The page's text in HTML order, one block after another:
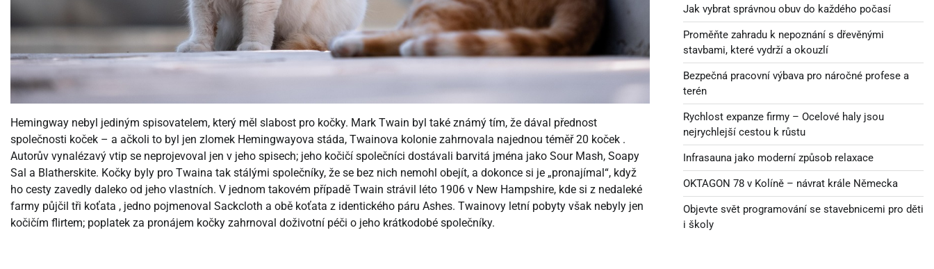
Hemingway nebyl jediným spisovatelem, který měl slabost pro kočky. Mark Twain byl také známý tím, že dával přednost
společnosti koček – a ačkoli to byl jen zlomek Hemingwayova stáda, Twainova kolonie zahrnovala najednou téměř 20 koček .
Autorův vynalézavý vtip se neprojevoval jen v jeho spisech; jeho kočičí společníci dostávali barvitá jména jako Sour Mash, Soapy
Sal a Blatherskite. Kočky byly pro Twaina tak stálými společníky, že se bez nich nemohl obejít, a dokonce si je „pronajímal“, když
ho cesty zavedly daleko od jeho vlastních. V jednom takovém případě Twain strávil léto 1906 v New Hampshire, kde si z nedaleké
farmy půjčil tři koťata , jedno pojmenoval Sackcloth a obě koťata z identického páru Ashes. Twainovy ​​letní pobyty však nebyly jen
kočičím flirtem; poplatek za pronájem kočky zahrnoval doživotní péči o jeho krátkodobé společníky.
Jak vybrat správnou obuv do každého počasí
Proměňte zahradu k nepoznání s dřevěnými
stavbami, které vydrží a okouzlí
Bezpečná pracovní výbava pro náročné profese a
terén
Rychlost expanze firmy – Ocelové haly jsou
nejrychlejší cestou k růstu
Infrasauna jako moderní způsob relaxace
OKTAGON 78 v Kolíně – návrat krále Německa
Objevte svět programování se stavebnicemi pro děti
i školy